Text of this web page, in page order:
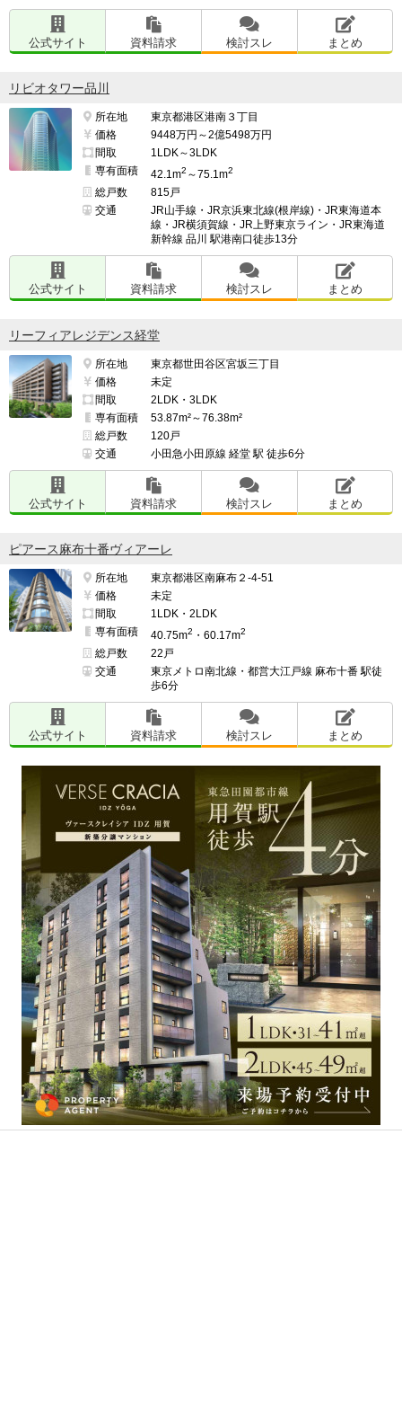
公式サイト 資料請求 検討スレ まとめ
リビオタワー品川
所在地
東京都港区港南３丁目
価格
9448万円～2億5498万円
間取
1LDK～3LDK
専有面積
42.1m2 ～75.1m2
総戸数
815戸
交通
JR山手線・JR京浜東北線(根岸線)・JR東海道本
線・JR横須賀線・JR上野東京ライン・JR東海道
新幹線 品川 駅港南口徒歩13分
公式サイト 資料請求 検討スレ まとめ
リーフィアレジデンス経堂
所在地
東京都世田谷区宮坂三丁目
価格
未定
間取
2LDK・3LDK
専有面積
53.87m²～76.38m²
総戸数
120戸
交通
小田急小田原線 経堂 駅 徒歩6分
公式サイト 資料請求 検討スレ まとめ
ピアース麻布十番ヴィアーレ
所在地
東京都港区南麻布２-4-51
価格
未定
間取
1LDK・2LDK
専有面積
40.75m2 ・60.17m2
総戸数
22戸
交通
東京メトロ南北線・都営大江戸線 麻布十番 駅徒
歩6分
公式サイト 資料請求 検討スレ まとめ